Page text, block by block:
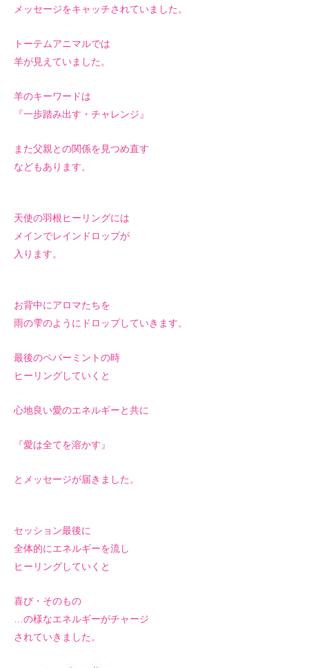
メッセージをキャッチされていました。
トーテムアニマルでは
羊が見えていました。
羊のキーワードは
『一歩踏み出す・チャレンジ』
また父親との関係を見つめ直す
などもあります。
天使の羽根ヒーリングには
メインでレインドロップが
入ります。
お背中にアロマたちを
雨の雫のようにドロップしていきます。
最後のペパーミントの時
ヒーリングしていくと
心地良い愛のエネルギーと共に
『愛は全てを溶かす』
とメッセージが届きました。
セッション最後に
全体的にエネルギーを流し
ヒーリングしていくと
喜び・そのもの
…の様なエネルギーがチャージ
されていきました。